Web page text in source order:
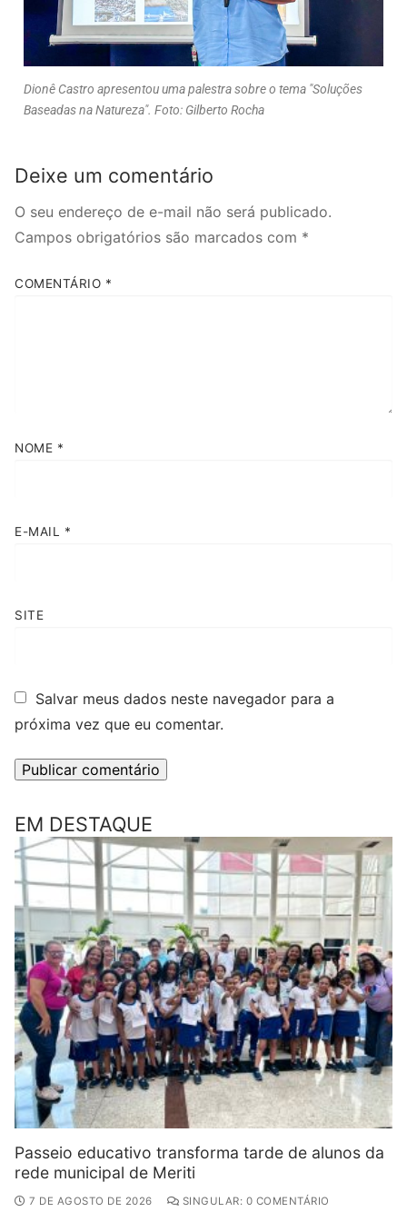
Dionê Castro apresentou uma palestra sobre o tema "Soluções
Baseadas na Natureza". Foto: Gilberto Rocha
Deixe um comentário
O seu endereço de e-mail não será publicado.
Campos obrigatórios são marcados com *
COMENTÁRIO *
NOME *
E-MAIL *
SITE
Salvar meus dados neste navegador para a
próxima vez que eu comentar.
EM DESTAQUE
Passeio educativo transforma tarde de alunos da
rede municipal de Meriti
7 DE AGOSTO DE 2026 SINGULAR: 0 COMENTÁRIO